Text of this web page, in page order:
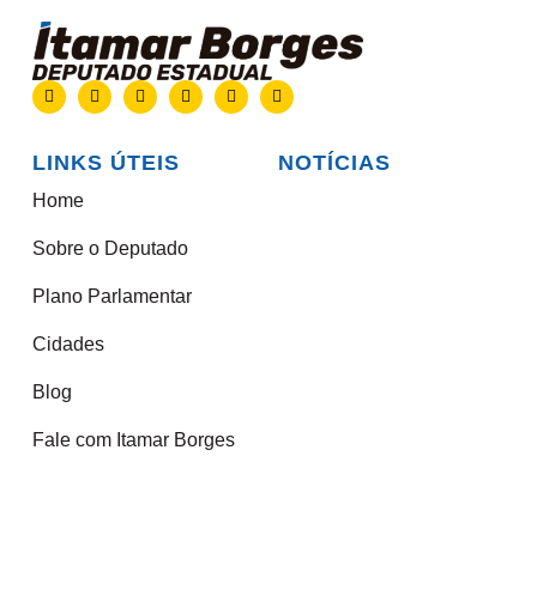
LINKS ÚTEIS
Home
Sobre o Deputado
Plano Parlamentar
Cidades
Blog
Fale com Itamar Borges
NOTÍCIAS